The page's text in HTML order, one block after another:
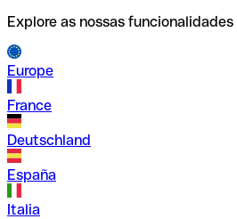
Explore as nossas
Europe
France
Deutschland
España
Italia